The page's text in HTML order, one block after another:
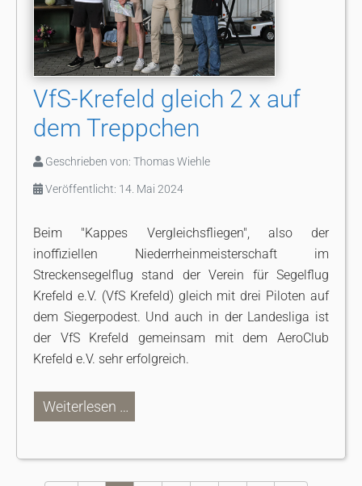
VfS-Krefeld gleich 2 x auf
dem Treppchen
Geschrieben von: Thomas Wiehle
Veröffentlicht: 14. Mai 2024
Beim "Kappes Vergleichsfliegen", also der
inoffiziellen Niederrheinmeisterschaft im
Streckensegelflug stand der Verein für Segelflug
Krefeld e.V. (VfS Krefeld) gleich mit drei Piloten auf
dem Siegerpodest. Und auch in der Landesliga ist
der VfS Krefeld gemeinsam mit dem AeroClub
Krefeld e.V. sehr erfolgreich.
Weiterlesen …